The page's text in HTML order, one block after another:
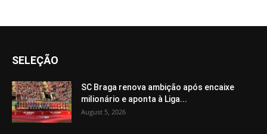
SELEÇÃO
SC Braga renova ambição após encaixe
milionário e aponta à Liga...
August 5, 2026